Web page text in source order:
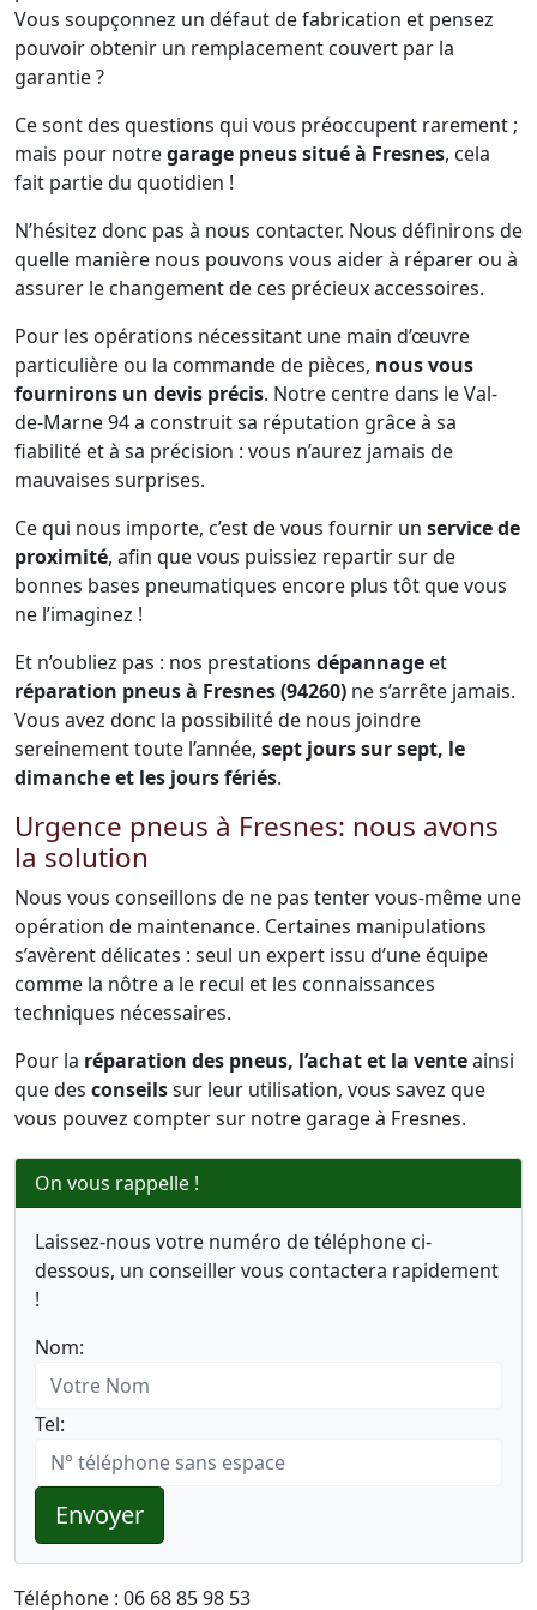
Vous soupçonnez un défaut de fabrication et pensez
pouvoir obtenir un remplacement couvert par la
garantie ?
Ce sont des questions qui vous préoccupent rarement ;
mais pour notregarage pneus situé à Fresnes, cela
fait partie du quotidien !
N’hésitez donc pas à nous contacter. Nous définirons de
quelle manière nous pouvons vous aider à réparer ou à
assurer le changement de ces précieux accessoires.
Pour les opérations nécessitant une main d’œuvre
particulière ou la commande de pièces, nous vous
fournirons un devis précis. Notre centre dans le Val-
de-Marne 94 a construit sa réputation grâce à sa
fiabilité et à sa précision : vous n’aurez jamais de
mauvaises surprises.
Ce qui nous importe, c’est de vous fournir un service de
proximité, afin que vous puissiez repartir sur de
bonnes bases pneumatiques encore plus tôt que vous
ne l’imaginez !
Et n’oubliez pas : nos prestations dépannage et
réparation pneus à Fresnes (94260) ne s’arrête jamais.
Vous avez donc la possibilité de nous joindre
sereinement toute l’année, sept jours sur sept, le
dimanche et les jours fériés.
Urgence pneus à Fresnes: nous avons
la solution
Nous vous conseillons de ne pas tenter vous-même une
opération de maintenance. Certaines manipulations
s’avèrent délicates : seul un expert issu d’une équipe
comme la nôtre a le recul et les connaissances
techniques nécessaires.
Pour la réparation des pneus, l’achat et la venteainsi
que des conseilssur leur utilisation, vous savez que
vous pouvez compter sur notre garage à Fresnes.
On vous rappelle !
Laissez-nous votre numéro de téléphone ci-
dessous, un conseiller vous contactera rapidement
!
Nom:
Tel:
Envoyer
Téléphone : 06 68 85 98 53